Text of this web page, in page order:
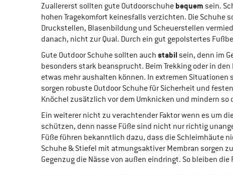
Zuallererst sollten gute Outdoorschuhe bequem sein.
hohen Tragekomfort keinesfalls verzichten. Die
Druckstellen, Blasenbildung und Scheuerstellen
danach, nicht zur Qual. Durch ein gut gepolstertes
Gute Outdoor Schuhe sollten auch stabil sein, denn im
besonders stark beansprucht. Beim Trekking oder in
etwas mehr aushalten können. In extremen
sorgen robuste Outdoor Schuhe für Sicherheit und
Knöchel zusätzlich vor dem Umknicken und mindern so
Ein weiterer nicht zu verachtender Faktor wenn es um
schützen, denn nasse Füße sind nicht nur richtig
Füße führen bekanntlich dazu, dass die Schleimhäute
Schuhe & Stiefel mit atmungsaktiver Membran sorgen
Gegenzug die Nässe von außen eindringt. So bleiben